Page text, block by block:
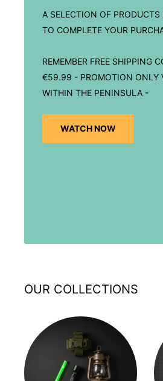
A SELECTION OF
TO COMPLETE YOUR
REMEMBER FREE SHIPPING
€59.99 - PROMOTION ONLY
WITHIN THE PENINSULA -
WATCH NOW
OUR COLLECTIONS